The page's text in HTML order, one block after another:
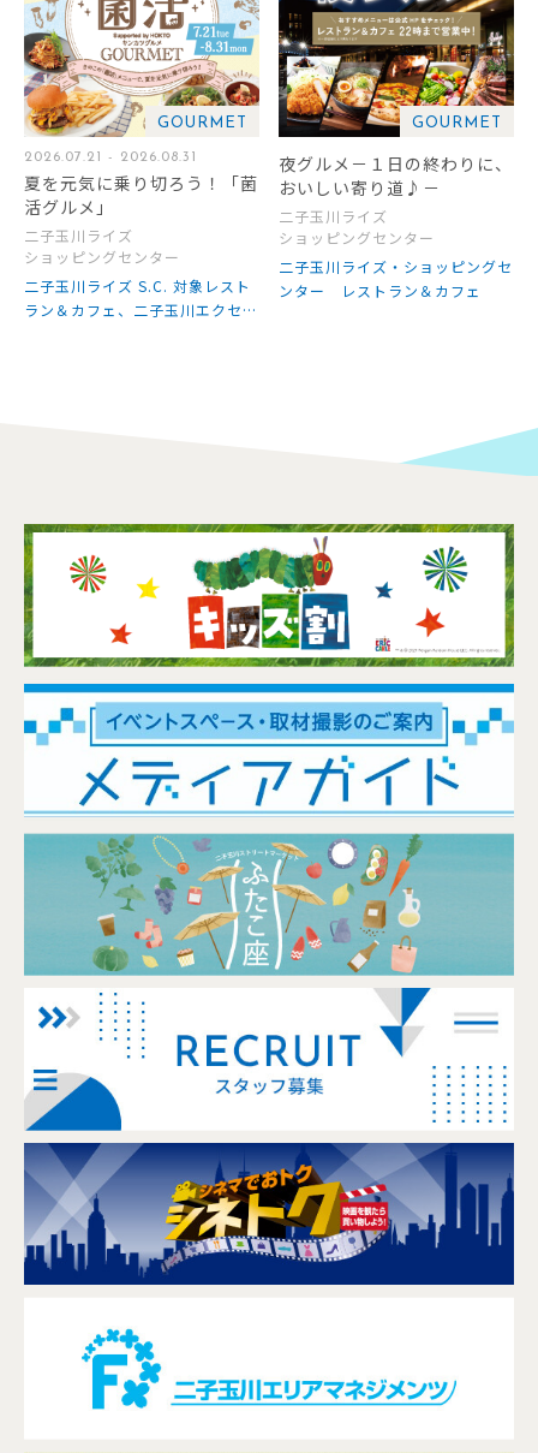
GOURMET
2026.07.21 - 2026.08.31
夏を元気に乗り切ろう！「菌
活グルメ」
二子玉川ライズ
ショッピングセンター
二子玉川ライズ S.C. 対象レスト
ラン＆カフェ、二子玉川エクセル
GOURMET
夜グルメ－１日の終わりに、
おいしい寄り道♪－
二子玉川ライズ
ショッピングセンター
二子玉川ライズ・ショッピングセ
ンター レストラン＆カフェ